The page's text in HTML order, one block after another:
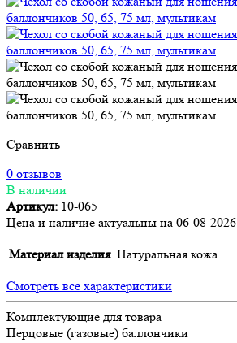
Сравнить
0 отзывов
В наличии
Артикул: 10-065
Цена и наличие актуальны на 06-08-2026
Материал изделия Натуральная кожа
Смотреть все характеристики
Комплектующие для товара
Перцовые (газовые) баллончики